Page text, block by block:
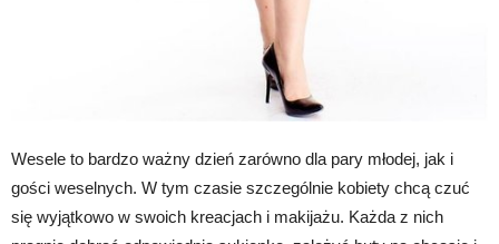
Wesele to bardzo ważny dzień zarówno dla pary młodej, jak i
gości weselnych. W tym czasie szczególnie kobiety chcą czuć
się wyjątkowo w swoich kreacjach i makijażu. Każda z nich